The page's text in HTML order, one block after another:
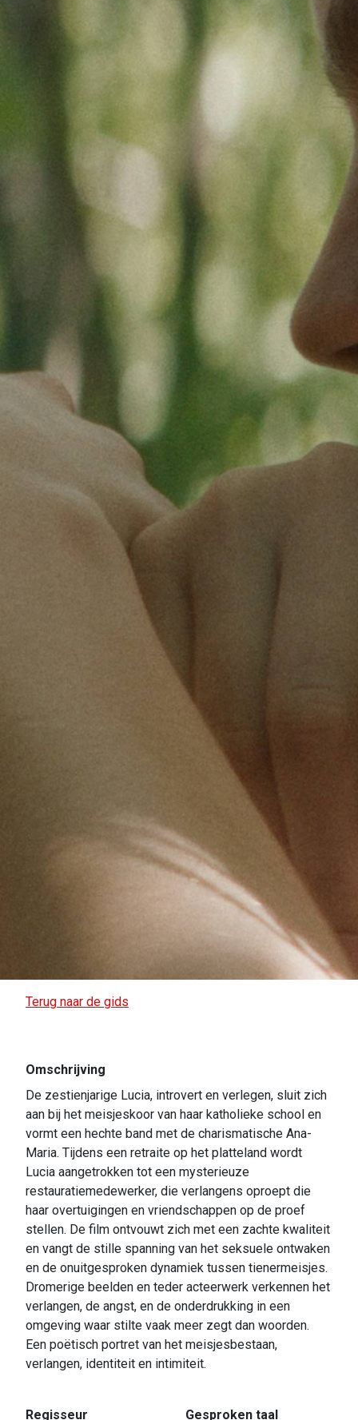
Terug naar de gids
Omschrijving
De zestienjarige Lucia, introvert en verlegen, sluit zich
aan bij het meisjeskoor van haar katholieke school en
vormt een hechte band met de charismatische Ana-
Maria. Tijdens een retraite op het platteland wordt
Lucia aangetrokken tot een mysterieuze
restauratiemedewerker, die verlangens oproept die
haar overtuigingen en vriendschappen op de proef
stellen. De film ontvouwt zich met een zachte kwaliteit
en vangt de stille spanning van het seksuele ontwaken
en de onuitgesproken dynamiek tussen tienermeisjes.
Dromerige beelden en teder acteerwerk verkennen het
verlangen, de angst, en de onderdrukking in een
omgeving waar stilte vaak meer zegt dan woorden.
Een poëtisch portret van het meisjesbestaan,
verlangen, identiteit en intimiteit.
Regisseur Gesproken taal